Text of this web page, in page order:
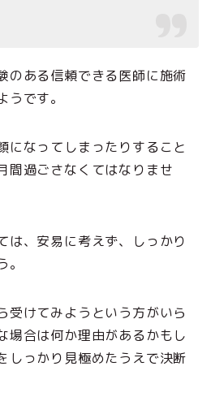
のある信頼できる医師に施術
です。
になってしまったりすること
間過ごさなくてはなりませ
は、安易に考えず、しっかり
受けてみようという方がいら
場合は何か理由があるかもし
しっかり見極めたうえで決断